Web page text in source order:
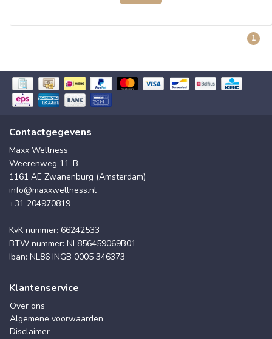
1
Contactgegevens
Maxx Wellness
Weerenweg 11-B
1161 AE Zwanenburg (Amsterdam)
info@maxxwellness.nl
+31 204970819
KvK nummer: 66242533
BTW nummer: NL856459069B01
Iban: NL86 INGB 0005 346373
Klantenservice
Over ons
Algemene voorwaarden
Disclaimer